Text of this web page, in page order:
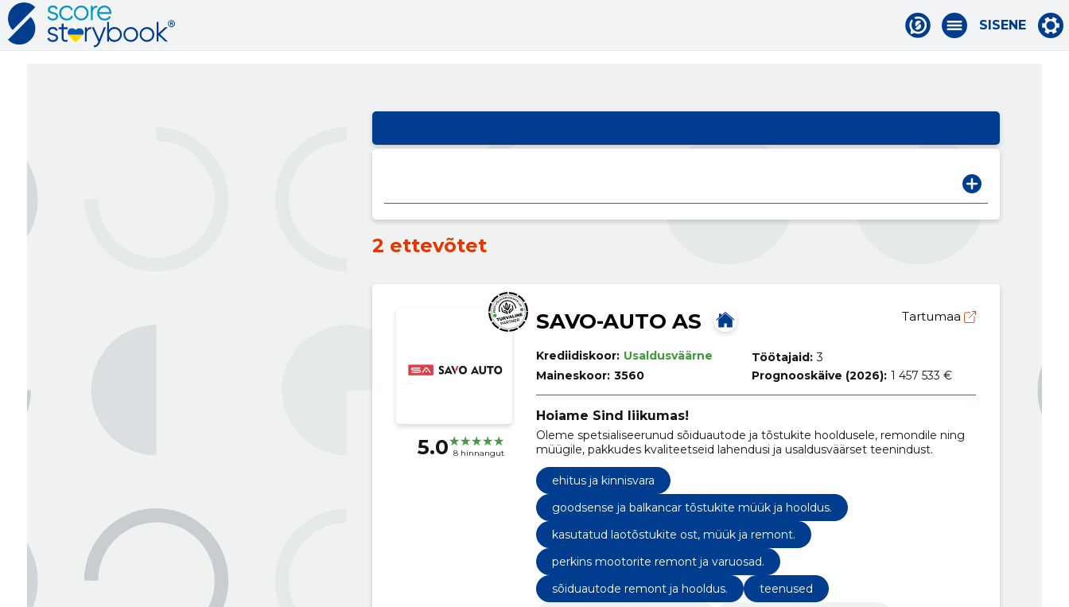
SISENE
2 ettevõtet
5.0 8 hinnangut
SAVO-AUTO AS Tartumaa
Krediidiskoor: Usaldusväärne
Maineskoor: 3560
Töötajaid: 3
Prognooskäive (2026): 1 457 533 €
Hoiame Sind liikumas!
Oleme spetsialiseerunud sõiduautode ja tõstukite hooldusele, remondile ning
müügile, pakkudes kvaliteetseid lahendusi ja usaldusväärset teenindust.
ehitus ja kinnisvara
goodsense ja balkancar tõstukite müük ja hooldus.
kasutatud laotõstukite ost, müük ja remont.
perkins mootorite remont ja varuosad.
sõiduautode remont ja hooldus.
teenused